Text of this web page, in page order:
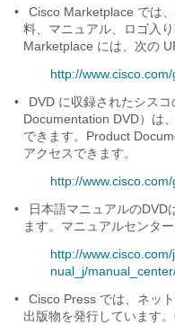
•
Cisco Marketplace では
料、マニュアル、ロゴ入
Marketplace には、次の
http://
•
DVD に収録されたシス
Documentation DVD）は
できます。Product
アクセスできます。
http://
•
日本語マニュアルのDVD
ます。マニュアルセンタ
http://
nual_j/
•
Cisco Press では、ネッ
出版物を発行しています